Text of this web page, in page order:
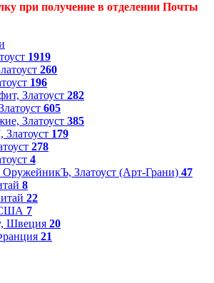
при получение в отделении Почты
1919
260
196
Златоуст 282
605
Златоуст 385
179
278
4
Златоуст (Арт-Грани) 47
8
22
7
Швеция 20
21